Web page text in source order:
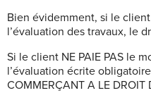
Bien évidemment, si le
l’évaluation des travaux, le
Si le client NE PAIE PAS le
l’évaluation écrite
COMMERÇANT A LE DROIT